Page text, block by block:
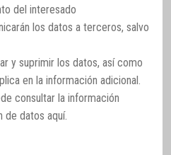
del interesado
los datos a terceros, salvo
y suprimir los datos, así como
en la información adicional.
consultar la información
de datos aquí.